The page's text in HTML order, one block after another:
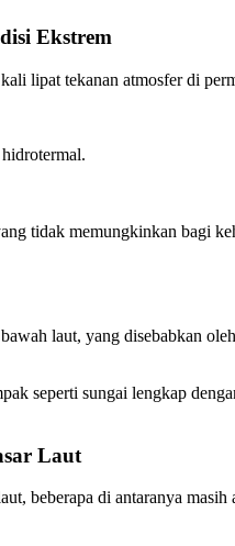
Ekstrem
lipat tekanan atmosfer di
tidak memungkinkan bagi
laut, yang disebabkan
seperti sungai lengkap
Laut
beberapa di antaranya